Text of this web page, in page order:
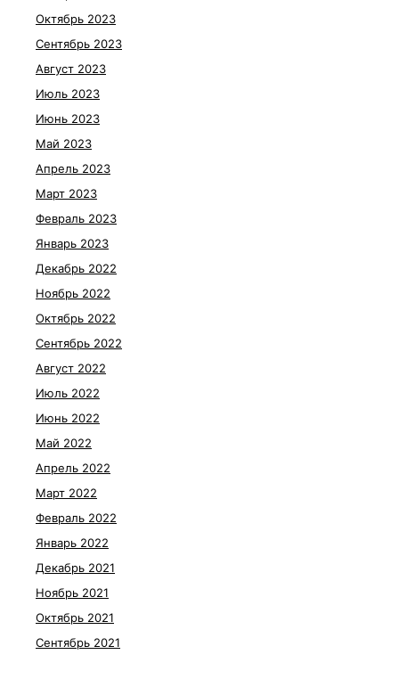
Октябрь 2023
Сентябрь 2023
Август 2023
Июль 2023
Июнь 2023
Май 2023
Апрель 2023
Март 2023
Февраль 2023
Январь 2023
Декабрь 2022
Ноябрь 2022
Октябрь 2022
Сентябрь 2022
Август 2022
Июль 2022
Июнь 2022
Май 2022
Апрель 2022
Март 2022
Февраль 2022
Январь 2022
Декабрь 2021
Ноябрь 2021
Октябрь 2021
Сентябрь 2021